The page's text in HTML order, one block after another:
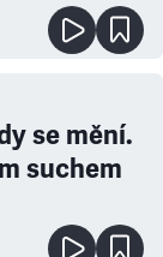
se mění.
suchem